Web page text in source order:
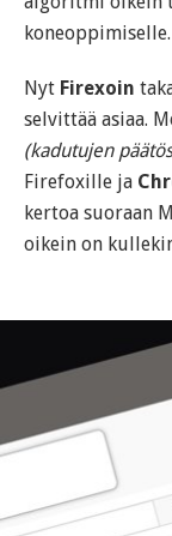
koneoppimiselle.
Nyt Firexoin
selvittää asiaa.
(kadutujen
Firefoxille ja
kertoa suoraan
oikein on